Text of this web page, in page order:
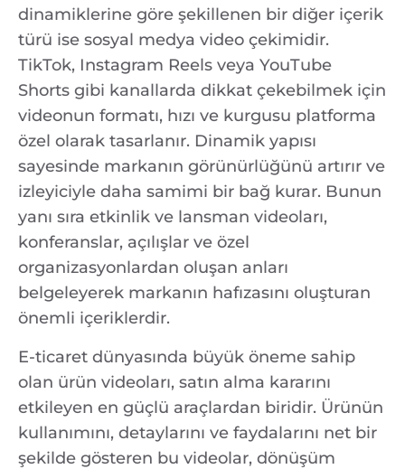
dinamiklerine göre şekillenen bir diğer içerik
türü ise sosyal medya video çekimidir.
TikTok, Instagram Reels veya YouTube
Shorts gibi kanallarda dikkat çekebilmek için
videonun formatı, hızı ve kurgusu platforma
özel olarak tasarlanır. Dinamik yapısı
sayesinde markanın görünürlüğünü artırır ve
izleyiciyle daha samimi bir bağ kurar. Bunun
yanı sıra etkinlik ve lansman videoları,
konferanslar, açılışlar ve özel
organizasyonlardan oluşan anları
belgeleyerek markanın hafızasını oluşturan
önemli içeriklerdir.
E-ticaret dünyasında büyük öneme sahip
olan ürün videoları, satın alma kararını
etkileyen en güçlü araçlardan biridir. Ürünün
kullanımını, detaylarını ve faydalarını net bir
şekilde gösteren bu videolar, dönüşüm